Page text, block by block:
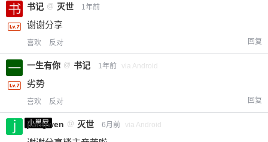
书记 @ 灭世 1年前
谢谢分享
喜欢 反对 回复
一生有你 @ 书记 1年前 via Android
劣势
喜欢 反对 回复
小黑屋
jiangwen @ 灭世 6月前 via Android